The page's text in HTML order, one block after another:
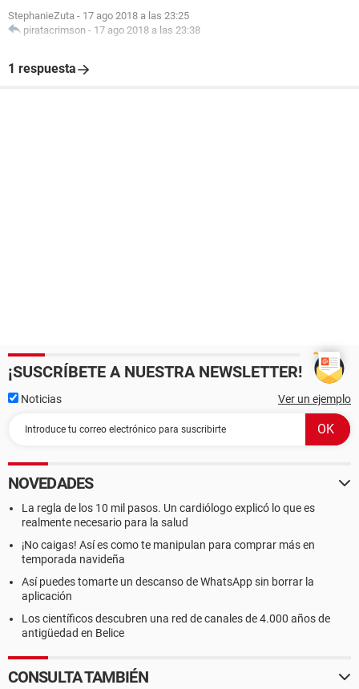
StephanieZuta - 17 ago 2018 a las 23:25
piratacrimson - 17 ago 2018 a las 23:38
1 respuesta
¡SUSCRÍBETE A NUESTRA NEWSLETTER!
Noticias Ver un ejemplo
NOVEDADES
La regla de los 10 mil pasos. Un cardiólogo explicó lo que es
realmente necesario para la salud
¡No caigas! Así es como te manipulan para comprar más en
temporada navideña
Así puedes tomarte un descanso de WhatsApp sin borrar la
aplicación
Los científicos descubren una red de canales de 4.000 años de
antigüedad en Belice
CONSULTA TAMBIÉN